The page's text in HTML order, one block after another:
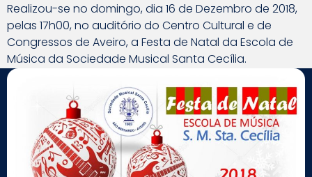
Realizou-se no domingo, dia 16 de Dezembro de 2018,
pelas 17h00, no auditório do Centro Cultural e de
Congressos de Aveiro, a Festa de Natal da Escola de
Música da Sociedade Musical Santa Cecília.